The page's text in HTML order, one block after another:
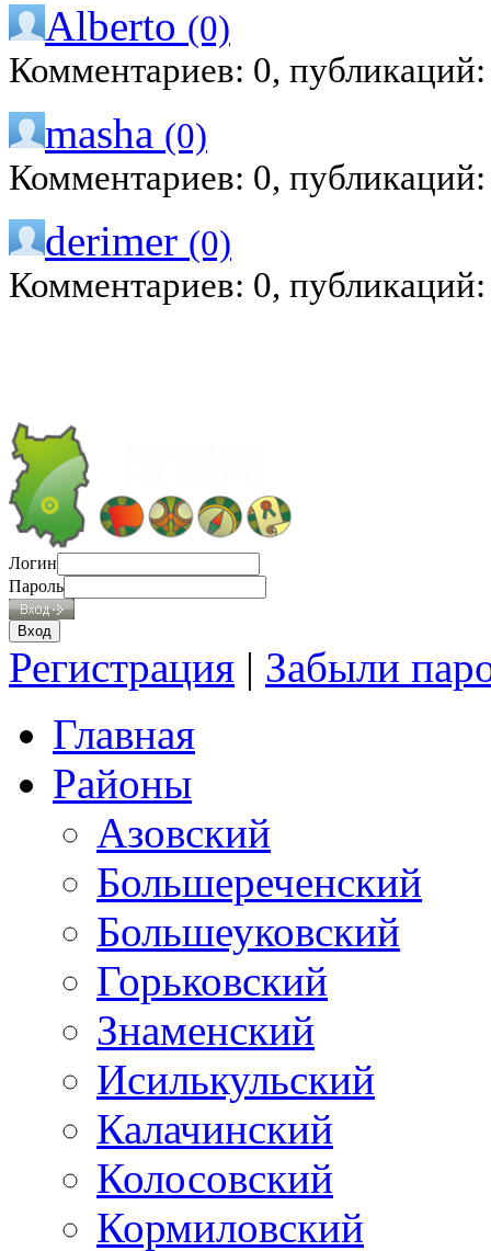
Alberto (0)
Комментариев: 0,
masha (0)
Комментариев: 0,
derimer (0)
Комментариев: 0,
Логин
Пароль
Регистрация | Забыли
Главная
Районы
Азовский
Большереченский
Большеуковский
Горьковский
Знаменский
Исилькульский
Калачинский
Колосовский
Кормиловский